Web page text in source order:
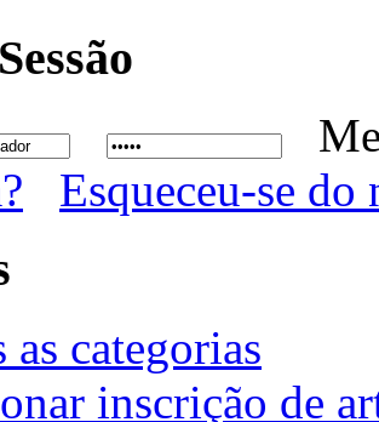
Sessão
Esqueceu-se
as categorias
inscrição de